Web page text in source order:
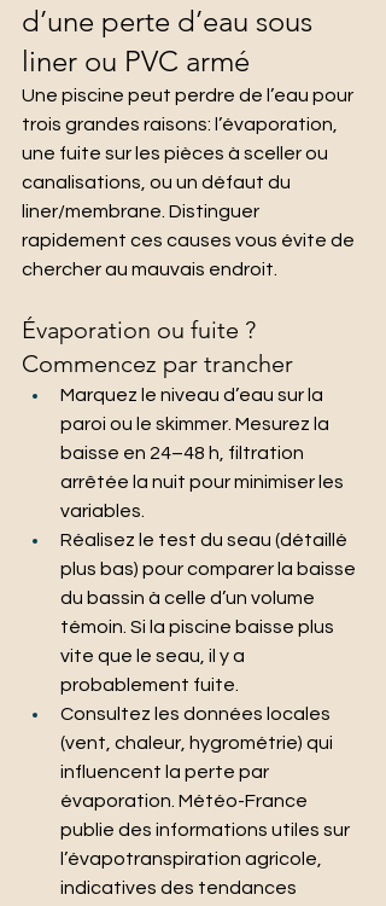
d’une perte d’eau sous
liner ou PVC armé
Une piscine peut perdre de l’eau pour
trois grandes raisons: l’évaporation,
une fuite sur les pièces à sceller ou
canalisations, ou un défaut du
liner/membrane. Distinguer
rapidement ces causes vous évite de
chercher au mauvais endroit.
Évaporation ou fuite ?
Commencez par trancher
Marquez le niveau d’eau sur la
paroi ou le skimmer. Mesurez la
baisse en 24–48 h, filtration
arrêtée la nuit pour minimiser les
variables.
Réalisez le test du seau (détaillé
plus bas) pour comparer la baisse
du bassin à celle d’un volume
témoin. Si la piscine baisse plus
vite que le seau, il y a
probablement fuite.
Consultez les données locales
(vent, chaleur, hygrométrie) qui
influencent la perte par
évaporation. Météo-France
publie des informations utiles sur
l’évapotranspiration agricole,
indicatives des tendances